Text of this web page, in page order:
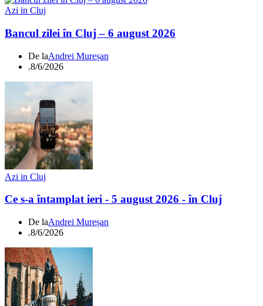
Azi in Cluj
Bancul zilei în Cluj – 6 august 2026
De laAndrei Mureșan
.8/6/2026
Azi in Cluj
Ce s-a întamplat ieri - 5 august 2026 - în Cluj
De laAndrei Mureșan
.8/6/2026